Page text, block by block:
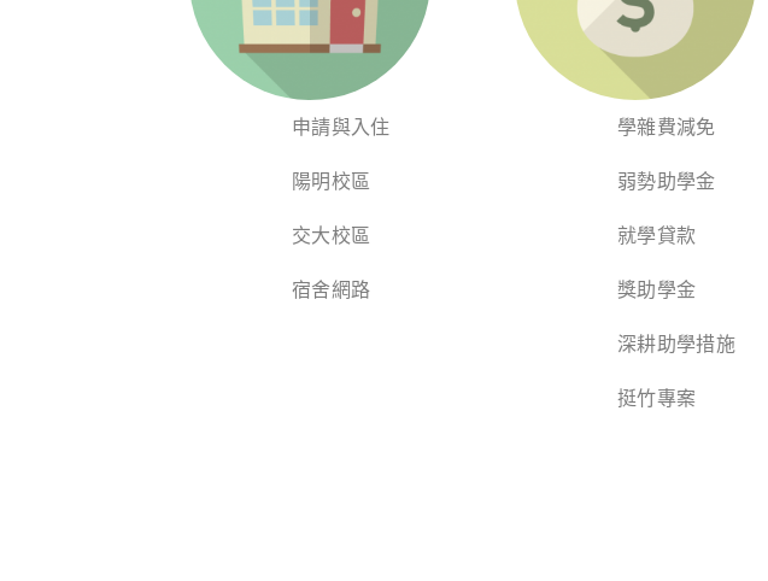
申請與入住
陽明校區
交大校區
宿舍網路
學雜費減免
弱勢助學金
就學貸款
獎助學金
深耕助學措施
挺竹專案